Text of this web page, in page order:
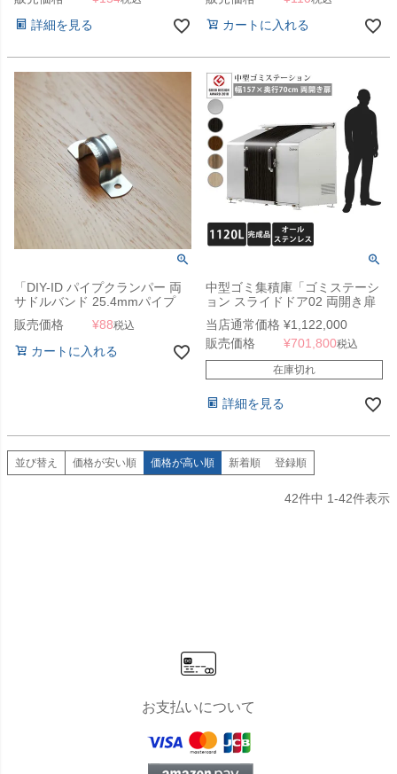
詳細を見る
カートに入れる
「DIY-ID パイプクランパー 両
サドルバンド 25.4mmパイプ
用」
販売価格 ¥88税込
カートに入れる
中型ゴミ集積庫「ゴミステーシ
ョン スライドドア02 両開き扉
ステンレス 1120L」 ※法人宛
配送限定 （SN）
当店通常価格 ¥1,122,000
販売価格
¥701,800税込
在庫切れ
詳細を見る
並び替え 価格が安い順 価格が高い順 新着順 登録順
42件中 1-42件表示
お支払いについて